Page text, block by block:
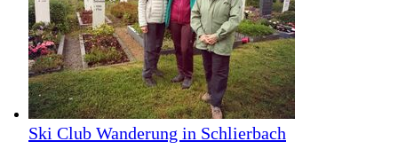
Ski Club Wanderung in Schlierbach